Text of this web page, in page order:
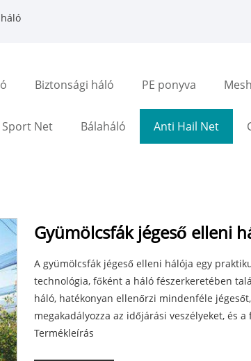
Biztonsági háló PE ponyva
Sport Net Bálaháló Anti Hail Net
Gyümölcsfák jégeső elleni
A gyümölcsfák jégeső elleni hálója egy
technológia, főként a háló fészerkeretében
háló, hatékonyan ellenőrzi mindenféle
megakadályozza az időjárási veszélyeket, és
Termékleírás